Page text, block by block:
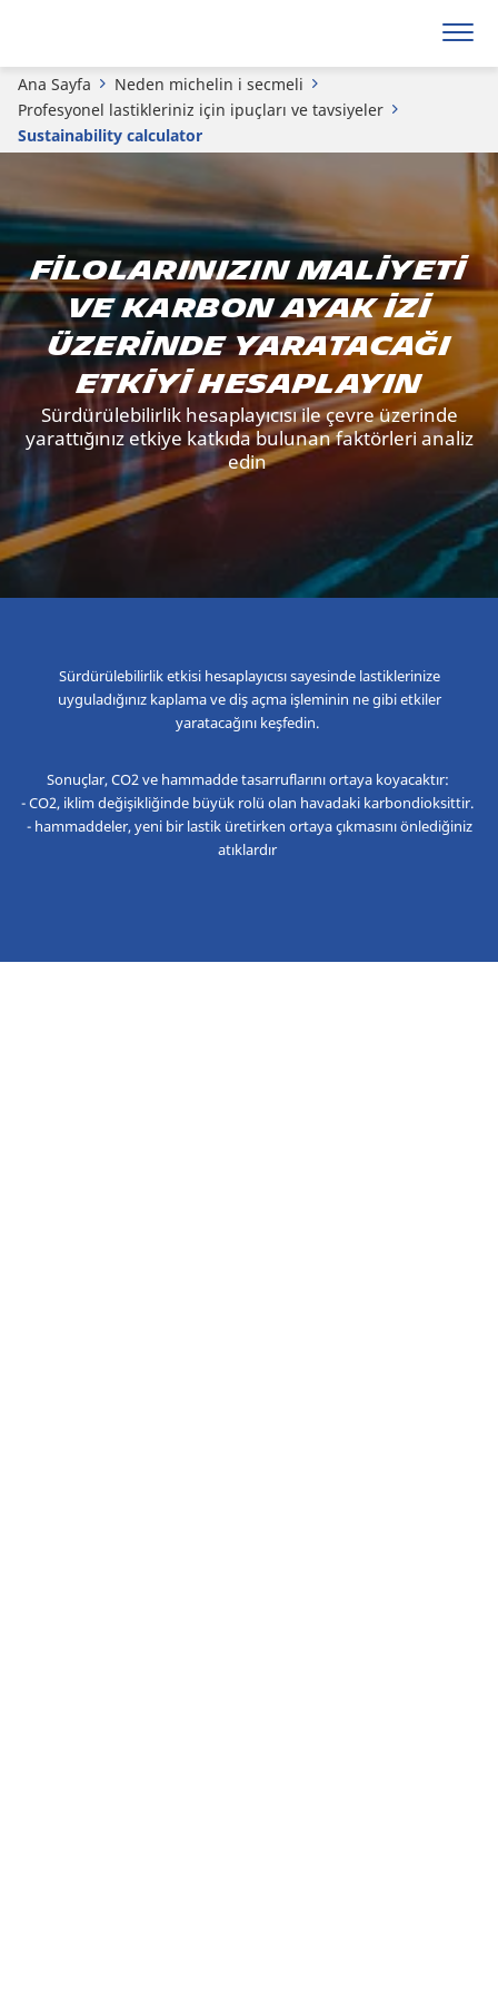
Ana Sayfa
Neden michelin i secmeli
Profesyonel lastikleriniz için ipuçları ve tavsiyeler
Sustainability calculator
Filolarınızın maliyeti
ve karbon ayak izi
üzerinde yaratacağı
etkiyi hesaplayın
Sürdürülebilirlik hesaplayıcısı ile çevre üzerinde
yarattığınız etkiye katkıda bulunan faktörleri analiz
edin
Sürdürülebilirlik etkisi hesaplayıcısı sayesinde lastiklerinize
uyguladığınız kaplama ve diş açma işleminin ne gibi etkiler
yaratacağını keşfedin.
Sonuçlar, CO2 ve hammadde tasarruflarını ortaya koyacaktır:
- CO2, iklim değişikliğinde büyük rolü olan havadaki karbondioksittir.
- hammaddeler, yeni bir lastik üretirken ortaya çıkmasını önlediğiniz
atıklardır